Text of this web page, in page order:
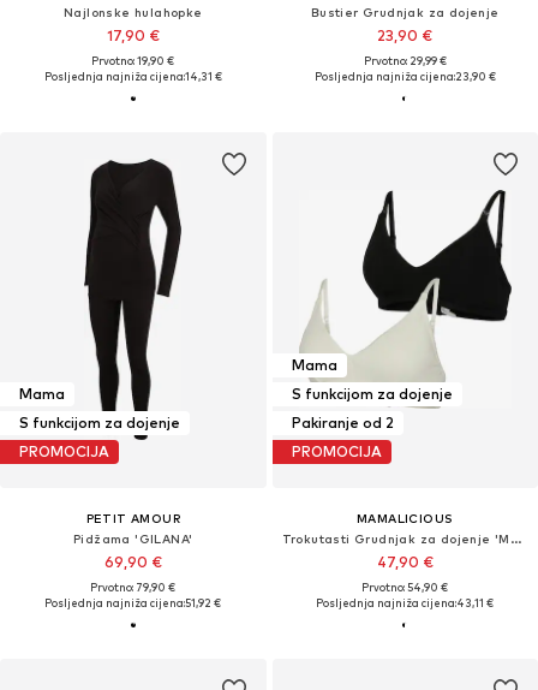
Najlonske hulahopke
17,90 €
Prvotno: 19,90 €
Posljednja najniža cijena:14,31 €
Bustier Grudnjak za dojenje
23,90 €
Prvotno: 29,99 €
Posljednja najniža cijena:23,90 €
Mama
S funkcijom za dojenje
PROMOCIJA
PETIT AMOUR
Pidžama 'GILANA'
69,90 €
Prvotno: 79,90 €
Posljednja najniža cijena:51,92 €
Mama
S funkcijom za dojenje
Pakiranje od 2
PROMOCIJA
MAMALICIOUS
Trokutasti Grudnjak za dojenje 'MLLeyla Feed Me'
47,90 €
Prvotno: 54,90 €
Posljednja najniža cijena:43,11 €